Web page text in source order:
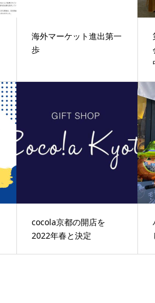
海外マーケット進出第一
歩
cocola京都の開店を
2022年春と決定